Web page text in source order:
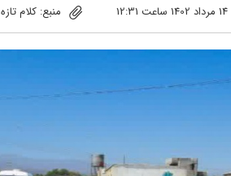
منبع: کلام تازه